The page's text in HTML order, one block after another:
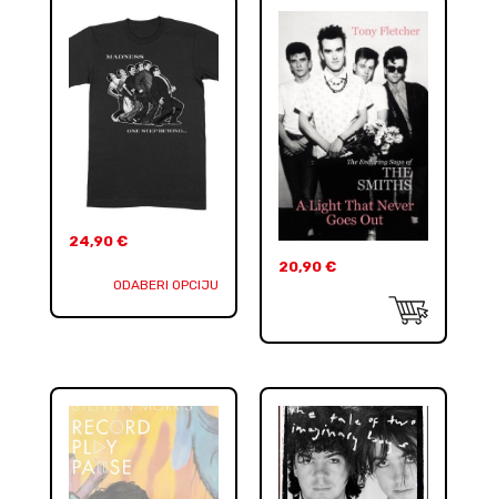
24,90 €
ODABERI OPCIJU
20,90 €